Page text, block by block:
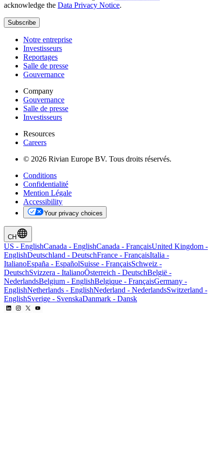
acknowledge the Data Privacy Notice.
Subscribe
Notre entreprise
Investisseurs
Reportages
Salle de presse
Gouvernance
Company
Gouvernance
Salle de presse
Investisseurs
Resources
Careers
© 2026 Rivian Europe BV. Tous droits réservés.
Conditions
Confidentialité
Mention Légale
Accessibility
Your privacy choices
CH
US - EnglishCanada - EnglishCanada - FrançaisUnited Kingdom -
EnglishDeutschland - DeutschFrance - FrançaisItalia -
ItalianoEspaña - EspañolSuisse - FrançaisSchweiz -
DeutschSvizzera - ItalianoÖsterreich - DeutschBelgië -
NederlandsBelgium - EnglishBelgique - FrançaisGermany -
EnglishNetherlands - EnglishNederland - NederlandsSwitzerland -
EnglishSverige - SvenskaDanmark - Dansk